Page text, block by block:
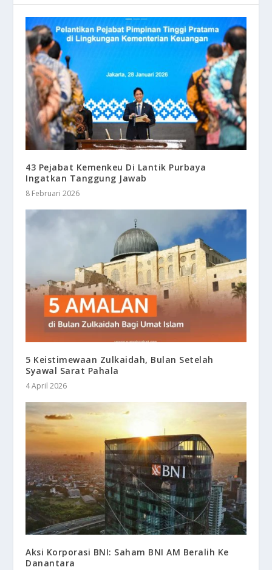
43 Pejabat Kemenkeu Di Lantik Purbaya
Ingatkan Tanggung Jawab
8 Februari 2026
5 Keistimewaan Zulkaidah, Bulan Setelah
Syawal Sarat Pahala
4 April 2026
Aksi Korporasi BNI: Saham BNI AM Beralih Ke
Danantara